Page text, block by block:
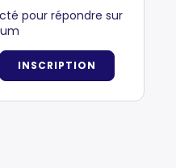
pour répondre sur
INSCRIPTION